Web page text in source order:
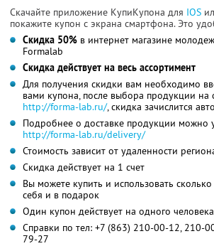
Скачайте приложение КупиКупона для IOS
покажите купон с экрана смартфона. Это
Скидка 50% в интернет магазине
Formalab
Скидка действует на весь ассортимент
Для получения скидки вам необходимо
вами купона, после выбора продукции на
http://forma-lab.ru/, скидка зачислится
Подробнее о доставке продукции можно
http://forma-lab.ru/delivery/
Стоимость зависит от удаленности
Скидка действует на 1 счет
Вы можете купить и использовать
себя и в подарок
Один купон действует на одного человека
Справки по тел: +7 (863) 210-00-12, 210-
79-27